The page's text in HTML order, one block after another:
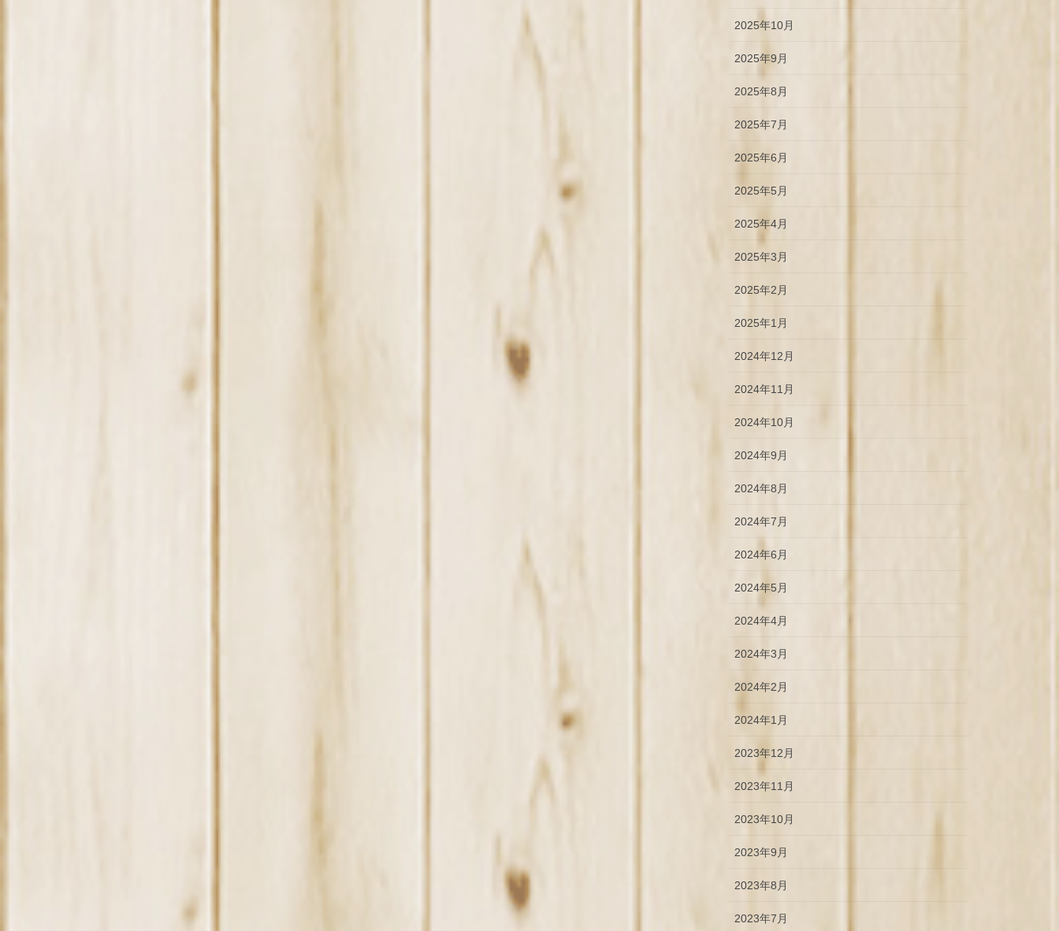
2025年10月
2025年9月
2025年8月
2025年7月
2025年6月
2025年5月
2025年4月
2025年3月
2025年2月
2025年1月
2024年12月
2024年11月
2024年10月
2024年9月
2024年8月
2024年7月
2024年6月
2024年5月
2024年4月
2024年3月
2024年2月
2024年1月
2023年12月
2023年11月
2023年10月
2023年9月
2023年8月
2023年7月